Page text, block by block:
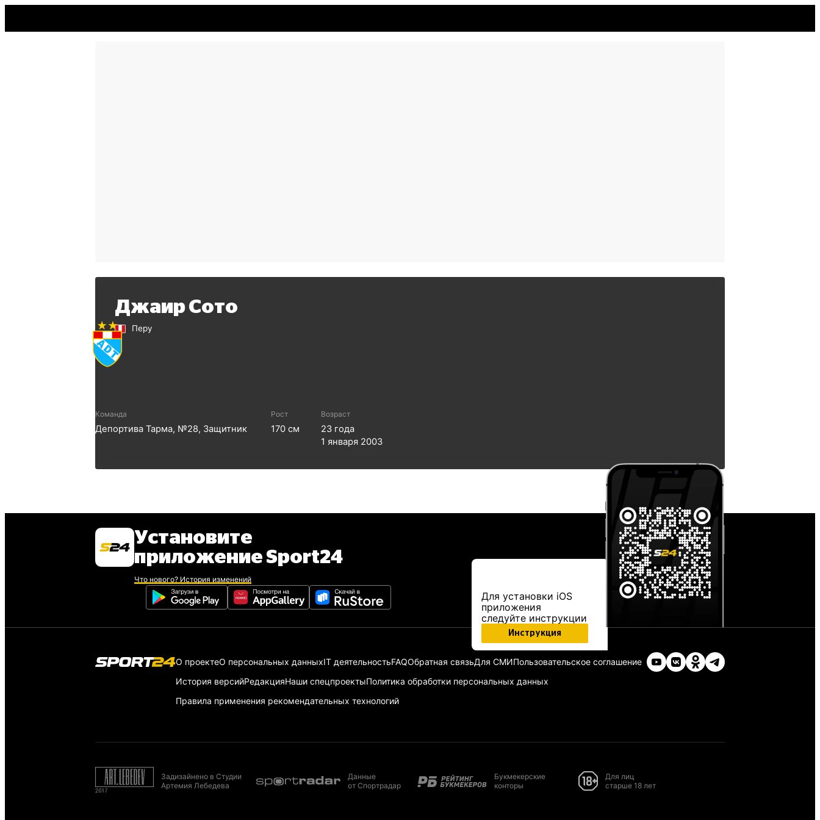
Джаир Сото
Перу
Команда
Депортива Тарма, №28, Защитник
Рост
170 см
Возраст
23 года
1 января 2003
Установите
приложение Sport24
Что нового? История изменений
Для установки iOS
приложения
следуйте инструкции
Инструкция
О проектеО персональных данныхIT деятельностьFAQОбратная связьДля СМИПользовательское соглашение
История версийРедакцияНаши спецпроектыПолитика обработки персональных данных
Правила применения рекомендательных технологий
Задизайнено в Студии
Артемия Лебедева
Данные
от Спортрадар
Букмекерские
конторы
Для лиц
старше 18 лет